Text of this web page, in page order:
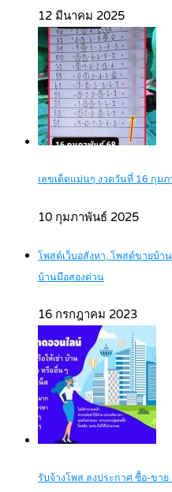
12 มีนาคม 2025
เลขเด็ดแม่นๆ งวดวันที่ 16 กุม
10 กุมภาพันธ์ 2025
โพสต์เว็บอสังหา, โพสต์ขายบ้
บ้านมือสองด่วน
16 กรกฎาคม 2023
รับจ้างโพส ลงประกาศ ซื้อ-ขา